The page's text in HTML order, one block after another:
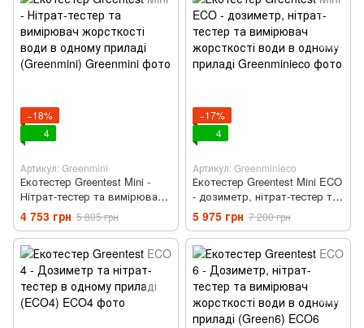
−18%
4
Артикул: Greenmini
Екотестер Greentest Mini -
Нітрат-тестер та вимірювач
жорсткості води в одному
приладі (Greenmini)
4 753 грн 5 805 грн
−17%
4
Артикул: Greenminieco
Екотестер Greentest Mini ECO
- дозиметр, нітрат-тестер та
вимірювач жорсткості води
в одному приладі
5 975 грн 7 200 грн